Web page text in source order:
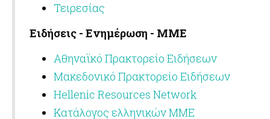
Τειρεσίας
Ειδήσεις - Ενημέρωση - ΜΜΕ
Αθηναϊκό Πρακτορείο Ειδήσεων
Μακεδονικό Πρακτορείο Ειδήσεων
Hellenic Resources Network
Κατάλογος ελληνικών ΜΜΕ